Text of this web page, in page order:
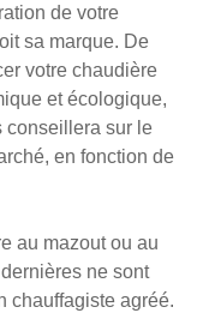
de votre
sa marque. De
votre chaudière
et écologique,
conseillera sur le
en fonction de
au mazout ou au
ne sont
chauffagiste agréé.